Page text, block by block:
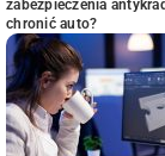
zabezpieczenia
chronić auto?